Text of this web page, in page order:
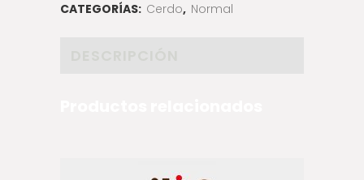
CATEGORÍAS: Cerdo, Normal